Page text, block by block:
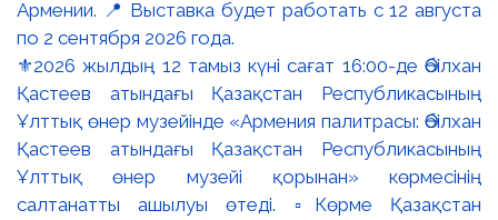
⚜️2026 жылдың 12 тамыз күні сағат 16:00-де Әбілхан
Қастеев атындағы Қазақстан Республикасының
Ұлттық өнер музейінде «Армения палитрасы: Әбілхан
Қастеев атындағы Қазақстан Республикасының
Ұлттық өнер музейі қорынан» көрмесінің
салтанатты ашылуы өтеді. ▫️Көрме Қазақстан